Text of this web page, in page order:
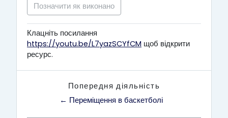
Позначити як виконано
Клацніть посилання
https://youtu.be/L7yazSCYfCM щоб відкрити
ресурс.
Попередня діяльність
← Переміщення в баскетболі